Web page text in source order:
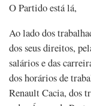
O Partido está lá,
Ao lado dos
dos seus direitos,
salários e das
dos horários de
Renault Cacia, dos